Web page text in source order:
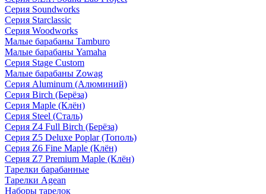
Серия Soundworks
Серия Starclassic
Серия Woodworks
Малые барабаны Tamburo
Малые барабаны Yamaha
Серия Stage Custom
Малые барабаны Zowag
Серия Aluminum (Алюминий)
Серия Birch (Берёза)
Серия Maple (Клён)
Серия Steel (Сталь)
Серия Z4 Full Birch (Берёза)
Серия Z5 Deluxe Poplar (Тополь)
Серия Z6 Fine Maple (Клён)
Серия Z7 Premium Maple (Клён)
Тарелки барабанные
Тарелки Agean
Наборы тарелок